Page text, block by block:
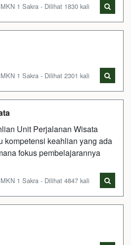
1 Sakra - Dilihat 1830 kali
1 Sakra - Dilihat 2301 kali
Unit Perjalanan Wisata
kompetensi keahlian yang ada
fokus pembelajarannya
1 Sakra - Dilihat 4847 kali